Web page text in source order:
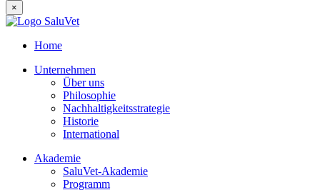
×
Home
Unternehmen
Über uns
Philosophie
Nachhaltigkeitsstrategie
Historie
International
Akademie
SaluVet-Akademie
Programm